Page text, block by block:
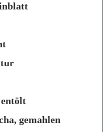
entölt
gemahlen